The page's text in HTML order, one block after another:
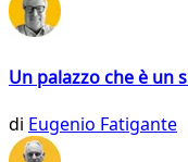
Un palazzo che è un
di Eugenio Fatigante